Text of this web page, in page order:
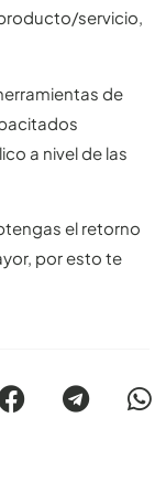
servicio,
de
a nivel de las
el retorno
por esto te